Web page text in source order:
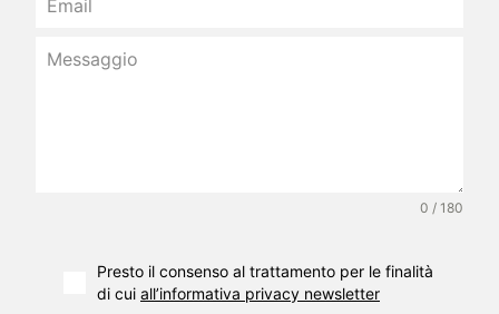
0 / 180
Presto il consenso al trattamento per le finalità
di cui all’informativa privacy newsletter